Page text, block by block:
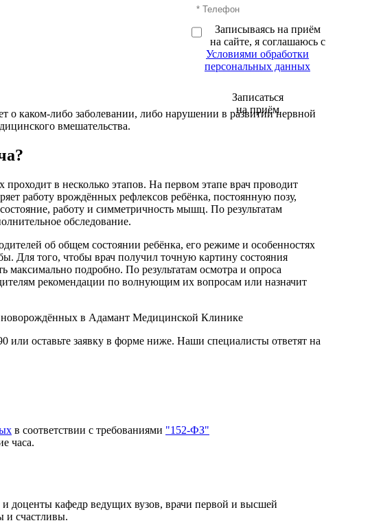
Записываясь на приём
на сайте, я соглашаюсь с
Условиями обработки
персональных данных
Записаться
на приём
о каком-либо заболевании, либо нарушении в развитии нервной
вмешательства.
в несколько этапов. На первом этапе врач проводит
работу врождённых рефлексов ребёнка, постоянную позу,
работу и симметричность мышц. По результатам
обследование.
об общем состоянии ребёнка, его режиме и особенностях
Для того, чтобы врач получил точную картину состояния
максимально подробно. По результатам осмотра и опроса
рекомендации по волнующим их вопросам или назначит
новорождённых в Адамант Медицинской Клинике
или оставьте заявку в форме ниже. Наши специалисты ответят на
в соответствии с требованиями "152-ФЗ"
часа.
доценты кафедр ведущих вузов, врачи первой и высшей
и счастливы.